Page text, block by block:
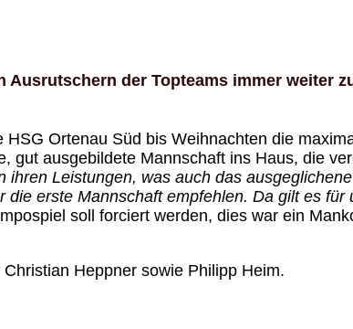
der Topteams immer weiter
Ortenau Süd bis Weihnachten die
gut ausgebildete Mannschaft ins Haus, die
ihren Leistungen, was auch das
erste Mannschaft empfehlen. Da gilt es
soll forciert werden, dies war ein
Heppner sowie Philipp Heim.